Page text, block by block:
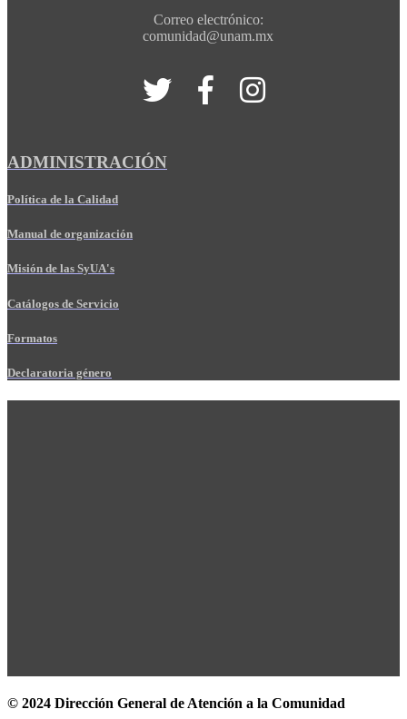
Correo electrónico:
comunidad@unam.mx
ADMINISTRACIÓN
Política de la Calidad
Manual de organización
Misión de las SyUA's
Catálogos de Servicio
Formatos
Declaratoria género
© 2024 Dirección General de Atención a la Comunidad